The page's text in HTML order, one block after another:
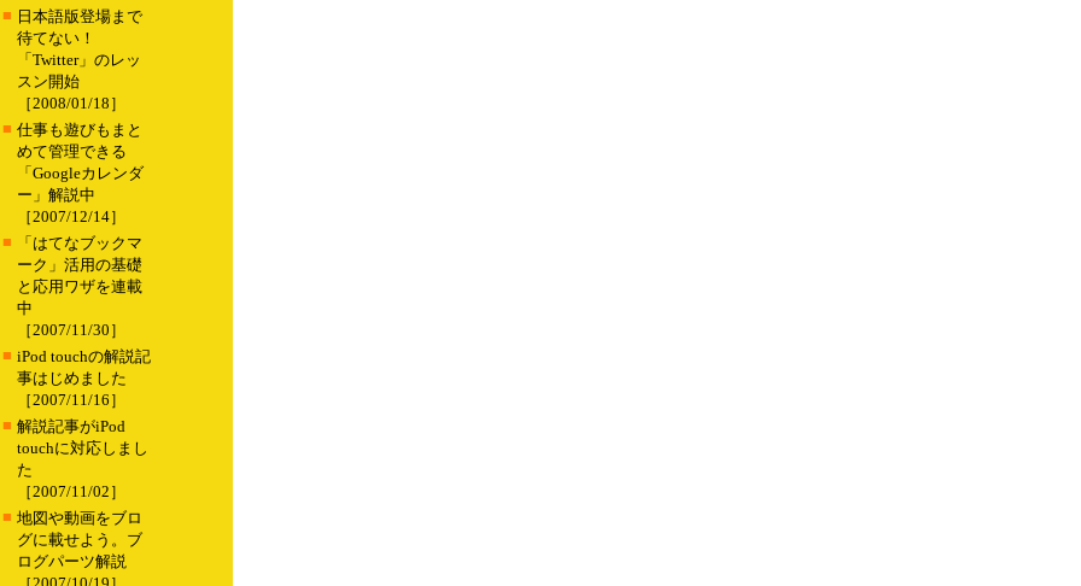
■ 日本語版登場まで
待てない！
「Twitter」のレッ
スン開始
［2008/01/18］
■ 仕事も遊びもまと
めて管理できる
「Googleカレンダ
ー」解説中
［2007/12/14］
■
「はてなブックマ
ーク」活用の基礎
と応用ワザを連載
中
［2007/11/30］
■ iPod touchの解説記
事はじめました
［2007/11/16］
■ 解説記事がiPod
touchに対応しまし
た
［2007/11/02］
■ 地図や動画をブロ
グに載せよう。ブ
ログパーツ解説